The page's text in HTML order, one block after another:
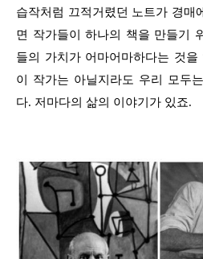
습작처럼 끄적거렸던 노트가 경매
면 작가들이 하나의 책을 만들기
들의 가치가 어마어마하다는 것
이 작가는 아닐지라도 우리 모두
다. 저마다의 삶의 이야기가 있죠.